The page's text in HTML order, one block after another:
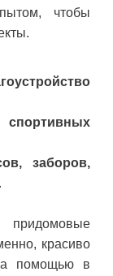
чтобы
заборов,
.
красиво
помощью в